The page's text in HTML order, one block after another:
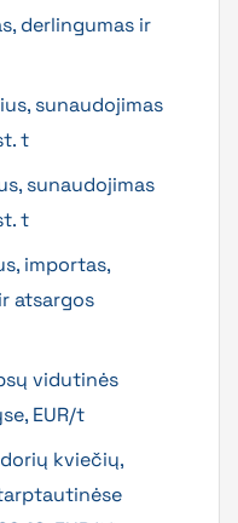
derlingumas ir
sunaudojimas
t
sunaudojimas
t
importas,
atsargos
vidutinės
EUR/t
kviečių,